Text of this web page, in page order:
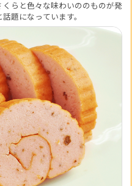
らと色々な味わいののものが発
題になっています。